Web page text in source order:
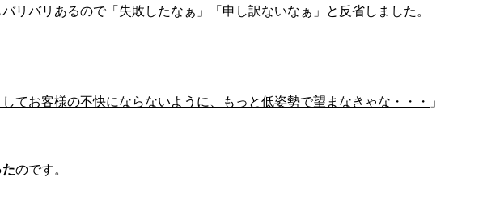
リバリあるので「失敗したなぁ」「申し訳ないなぁ」と反省しました。
てお客様の不快にならないように、もっと低姿勢で望まなきゃな・・・ 」
のです。